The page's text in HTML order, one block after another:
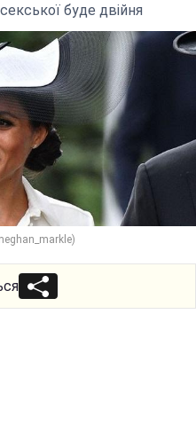
буде двійня